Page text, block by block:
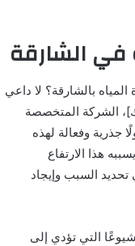
في الشارقة
بالشارقة؟ لا داعي
الشركة المتخصصة
جذرية وفعالة لهذه
هذا الارتفاع
السبب وإيجاد
التي تؤدي إلى